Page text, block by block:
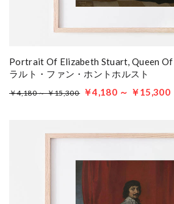
Portrait Of Elizabeth Stuart, Queen
ラルト・ファン・ホントホルスト
￥4,180 ～ ￥15,300 ￥4,180 ～ ￥15,300